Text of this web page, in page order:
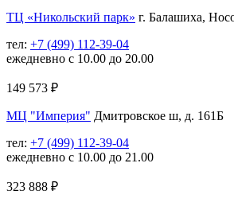
ТЦ «Никольский парк» г. Балашиха,
тел: +7 (499) 112-39-04
ежедневно с 10.00 до 20.00
149 573 ₽
МЦ "Империя" Дмитровское ш, д. 161Б
тел: +7 (499) 112-39-04
ежедневно с 10.00 до 21.00
323 888 ₽